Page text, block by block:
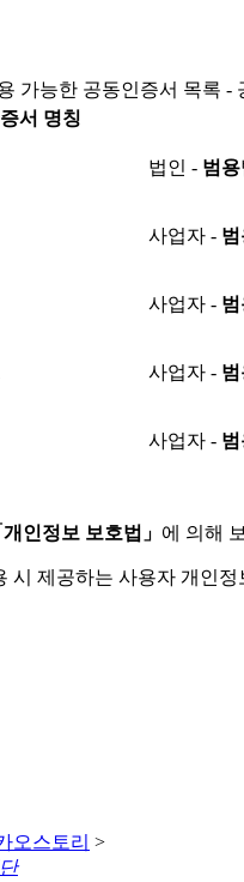
가능한 공동인증서 목록 -
서 명칭
법인 - 범용
사업자 -
사업자 -
사업자 -
사업자 -
개인정보 보호법」 에 의해
시 제공하는 사용자 개인
오스토리 >